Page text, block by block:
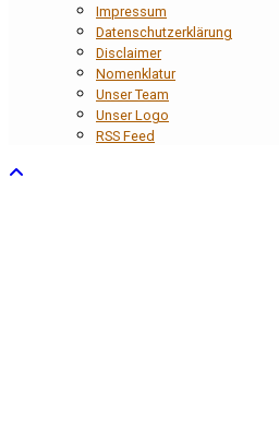
Impressum
Datenschutzerklärung
Disclaimer
Nomenklatur
Unser Team
Unser Logo
RSS Feed